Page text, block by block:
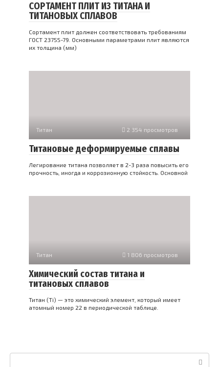
СОРТАМЕНТ ПЛИТ ИЗ ТИТАНА И
ТИТАНОВЫХ СПЛАВОВ
Сортамент плит должен соответствовать требованиям
ГОСТ 23755-79. Основными параметрами плит являются
их толщина (мм)
Титан 2 354 просмотров
Титановые деформируемые сплавы
Легирование титана позволяет в 2-3 раза повысить его
прочность, иногда и коррозионную стойкость. Основной
Титан 1 806 просмотров
Химический состав титана и
титановых сплавов
Титан (Ti) — это химический элемент, который имеет
атомный номер 22 в периодической таблице.
Поиск: